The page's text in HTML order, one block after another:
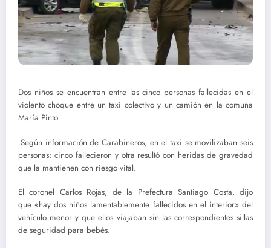
Dos niños se encuentran entre las cinco personas fallecidas en el
violento choque entre un taxi colectivo y un camión en la comuna
María Pinto
.Según información de Carabineros, en el taxi se movilizaban seis
personas: cinco fallecieron y otra resultó con heridas de gravedad
que la mantienen con riesgo vital.
El coronel Carlos Rojas, de la Prefectura Santiago Costa, dijo
que «hay dos niños lamentablemente fallecidos en el interior» del
vehículo menor y que ellos viajaban sin las correspondientes sillas
de seguridad para bebés.